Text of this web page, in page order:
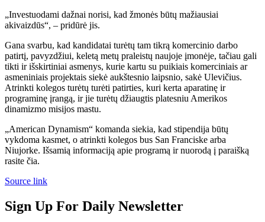
„Investuodami dažnai norisi, kad žmonės būtų mažiausiai
akivaizdūs“, – pridūrė jis.
Gana svarbu, kad kandidatai turėtų tam tikrą komercinio darbo
patirtį, pavyzdžiui, keletą metų praleistų naujoje įmonėje, tačiau gali
tikti ir išskirtiniai asmenys, kurie kartu su puikiais komerciniais ar
asmeniniais projektais siekė aukštesnio laipsnio, sakė Ulevičius.
Atrinkti kolegos turėtų turėti patirties, kuri kerta aparatinę ir
programinę įrangą, ir jie turėtų džiaugtis platesniu Amerikos
dinamizmo misijos mastu.
„American Dynamism“ komanda siekia, kad stipendija būtų
vykdoma kasmet, o atrinkti kolegos bus San Franciske arba
Niujorke. Išsamią informaciją apie programą ir nuorodą į paraišką
rasite čia.
Source link
Sign Up For Daily Newsletter